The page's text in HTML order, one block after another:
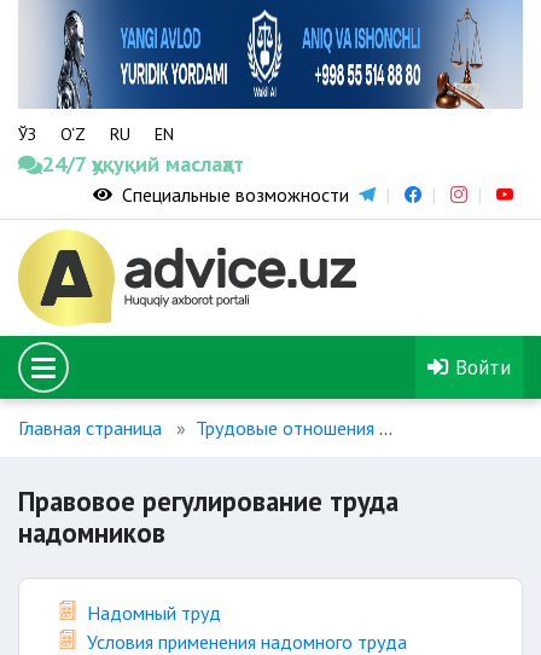
ЎЗ O‘Z RU EN
24/7 ҳуқуқий маслаҳат
Специальные возможности
Войти
Главная страница Трудовые отношения
Правовое регулирование труда
надомников
Надомный труд
Условия применения надомного труда